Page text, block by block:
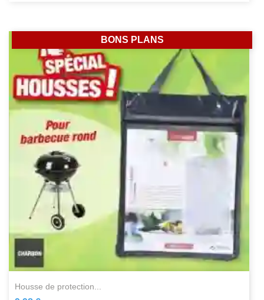
housse de protection...
BONS PLANS